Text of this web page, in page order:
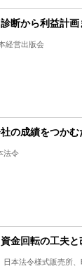
断から利益計画
経営出版会
の成績をつかむ
法令
金回転の工夫と
日本法令様式販売所